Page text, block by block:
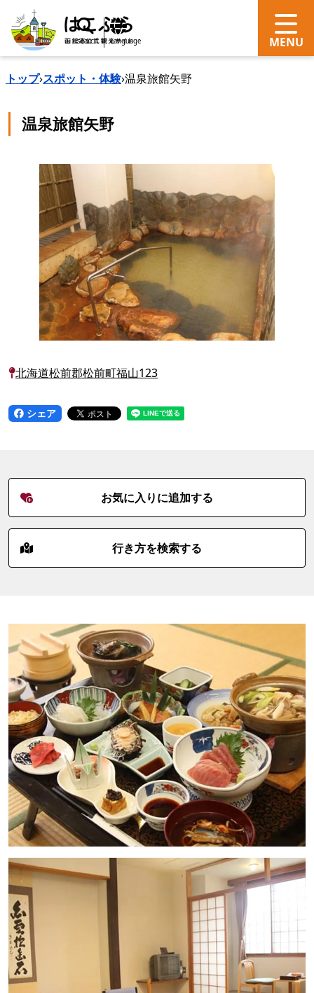
search Language
トップ›スポット・体験›温泉旅館矢野
温泉旅館矢野
北海道松前郡松前町福山123
シェア
お気に入りに追加する
行き方を検索する